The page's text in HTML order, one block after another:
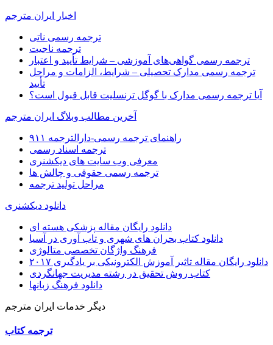
اخبار ایران مترجم
ترجمه رسمی ناتی
ترجمه ناجیت
ترجمه رسمی گواهی‌های آموزشی – شرایط تأیید و اعتبار
ترجمه رسمی مدارک تحصیلی – شرایط، الزامات و مراحل
تأیید
آیا ترجمه رسمی مدارک با گوگل ترنسلیت قابل قبول است؟
آخرین مطالب وبلاگ ایران مترجم
راهنمای ترجمه رسمی-دارالترجمه ۹۱۱
ترجمه اسناد رسمی
معرفی وب سایت های دیکشنری
ترجمه رسمی حقوقی و چالش ها
مراحل تولید ترجمه
دانلود دیکشنری
دانلود رایگان مقاله پزشکی هسته ای
دانلود کتاب بحران های شهری و تاب آوری در آسیا
فرهنگ واژگان تخصصی متالوژی
دانلود رایگان مقاله تاثیر آموزش الکترونیکی بر یادگیری ۲۰۱۷
کتاب روش تحقیق در رشته مدیریت جهانگردی
دانلود فرهنگ زبانها
دیگر خدمات ایران مترجم
ترجمه کتاب